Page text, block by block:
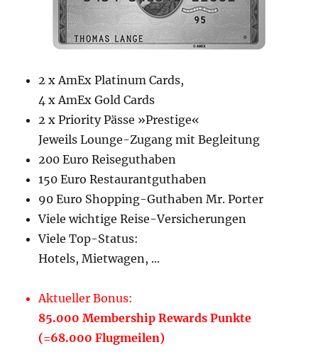
2 x AmEx Platinum Cards,
4 x AmEx Gold Cards
2 x Priority Pässe »Prestige«
Jeweils Lounge-Zugang mit Begleitung
200 Euro Reiseguthaben
150 Euro Restaurantguthaben
90 Euro Shopping-Guthaben Mr. Porter
Viele wichtige Reise-Versicherungen
Viele Top-Status:
Hotels, Mietwagen, ...
Aktueller Bonus:
85.000 Membership Rewards Punkte
(=68.000 Flugmeilen)